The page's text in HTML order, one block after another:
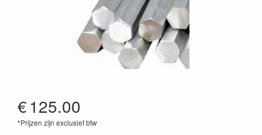
€125.00
*Prijzen zijn exclusief btw